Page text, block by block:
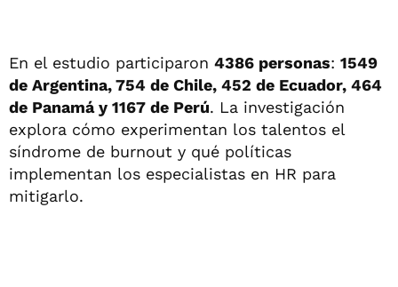
En el estudio participaron 4386 personas: 1549
de Argentina, 754 de Chile, 452 de Ecuador, 464
de Panamá y 1167 de Perú. La investigación
explora cómo experimentan los talentos el
síndrome de burnout y qué políticas
implementan los especialistas en HR para
mitigarlo.